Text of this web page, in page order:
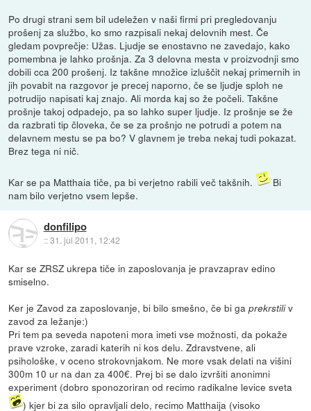
Po drugi strani sem bil udeležen v naši firmi pri pregledovanju
prošenj za službo, ko smo razpisali nekaj delovnih mest. Če
gledam povprečje: Užas. Ljudje se enostavno ne zavedajo, kako
pomembna je lahko prošnja. Za 3 delovna mesta v proizvodnji smo
dobili cca 200 prošenj. Iz takšne množice izluščit nekaj primernih in
jih povabit na razgovor je precej naporno, če se ljudje sploh ne
potrudijo napisati kaj znajo. Ali morda kaj so že počeli. Takšne
prošnje takoj odpadejo, pa so lahko super ljudje. Iz prošnje se že
da razbrati tip človeka, če se za prošnjo ne potrudi a potem na
delavnem mestu se pa bo? V glavnem je treba nekaj tudi pokazat.
Brez tega ni nič.
Kar se pa Matthaia tiče, pa bi verjetno rabili več takšnih.
Bi
nam bilo verjetno vsem lepše.
donfilipo
::31. jul 2011, 12:42
Kar se ZRSZ ukrepa tiče in zaposlovanja je pravzaprav edino
smiselno.
Ker je Zavod za zaposlovanje, bi bilo smešno, če bi gaprekrstiliv
zavod za ležanje:)
Pri tem pa seveda napoteni mora imeti vse možnosti, da pokaže
prave vzroke, zaradi katerih ni kos delu. Zdravstvene, ali
psihološke, v oceno strokovnjakom. Ne more vsak delati na višini
300m 10 ur na dan za 400€. Prej bi se dalo izvršiti anonimni
experiment (dobro sponozoriran od recimo radikalne levice sveta
) kjer bi za silo opravljali delo, recimo Matthaija (visoko